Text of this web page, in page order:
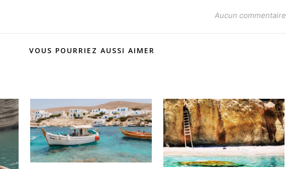
Aucun commentaire
VOUS POURRIEZ AUSSI AIMER